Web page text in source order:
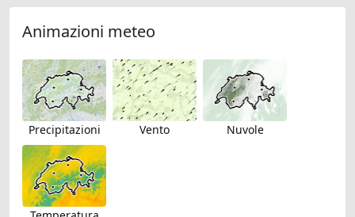
Animazioni meteo
Precipitazioni Vento Nuvole